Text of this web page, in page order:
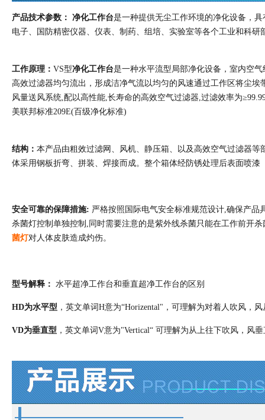
产品技术参数： 净化工作台是一种提供无尘工作环境的净化设备，
电子、国防精密仪器、仪表、制药、组培、实验室等各个工业和科研
工作原理： VS型净化工作台是一种水平流型局部净化设备，室内空
高效过滤器均匀流出，形成洁净气流以均匀的风速通过工作区将尘
风量送风系统,配以高性能,长寿命的高效空气过滤器,过滤效率为
美联邦标准209E(百级净化标准)
结构： 本产品由粗效过滤网、风机、静压箱、以及高效空气过滤器
体采用钢板折弯、拼装、焊接而成。整个箱体经防锈处理后表面喷
安全可靠的保障措施: 严格按照国际电气安全标准规范设计,确保产
杀菌灯控制单独控制,同时需要注意的是紫外线杀菌只能在工作前开
菌灯对人体皮肤造成灼伤。
型号解释： 水平超净工作台和垂直超净工作台的区别
HD为水平型 ，英文单词H意为“Horizental"，可理解为对着人吹风，
VD为垂直型 ，英文单词V意为"Vertical“ 可理解为从上往下吹风，风